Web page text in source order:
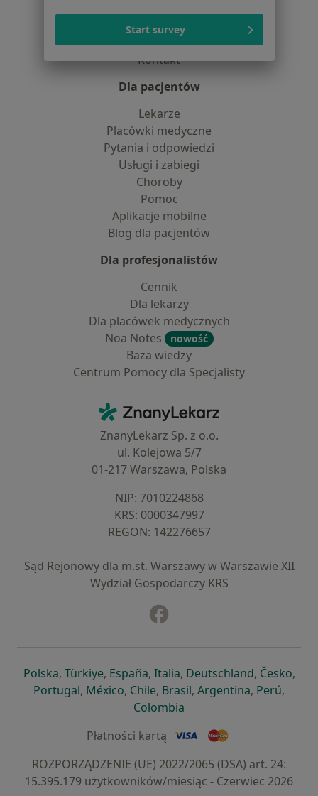
Partnerzy
Centrum prasowe
Kontakt
Dla pacjentów
Lekarze
Placówki medyczne
Pytania i odpowiedzi
Usługi i zabiegi
Choroby
Pomoc
Aplikacje mobilne
Blog dla pacjentów
Dla profesjonalistów
Cennik
Dla lekarzy
Dla placówek medycznych
Noa Notes
nowość
Baza wiedzy
Centrum Pomocy dla Specjalisty
ZnanyLekarz - Strona główna
ZnanyLekarz Sp. z o.o.
ul. Kolejowa 5/7
01-217 Warszawa, Polska
NIP: ⁠7010224868
KRS: ⁠0000347997
REGON: ⁠142276657
Sąd Rejonowy dla m.st. Warszawy w Warszawie XII
Wydział Gospodarczy KRS
Polskaotwiera się w nowej karcie
, Türkiyeotwiera się w nowej karcie
, Españaotwiera się w nowej karcie
, Italiaotwiera się w nowej
, Deutschlandotwiera się
, Česko,
Portugalotwiera się w nowej karcie
, Méxicootwiera się w nowej karcie
, Chileotwiera się w nowej karcie
, Brasilotwiera się w nowej
, Argentinaotwiera się
, Perú,
Colombia
Płatności kartą
ROZPORZĄDZENIE (UE) 2022/2065 (DSA) art. 24:
15.395.179 użytkowników/miesiąc - Czerwiec 2026
Start survey